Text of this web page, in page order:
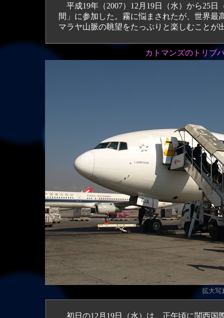
平成19年（2007）12月19日（水）から25
間」に参加した。霧に悩まされたが、世界最
マラヤ山脈の眺望をたっぷりと楽しむことが
カトマンズのトリブ
拡大写
初日の12月19日（水）は、正午頃に関西国